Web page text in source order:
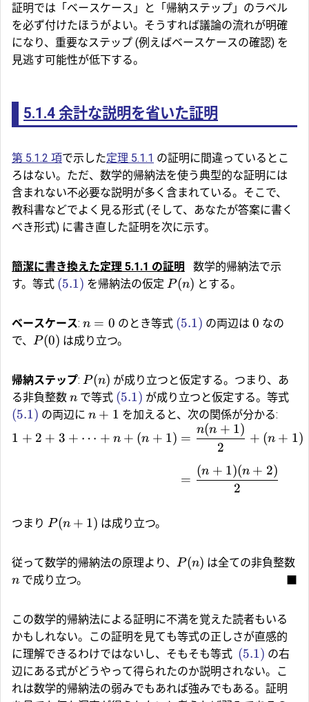
証明では「ベースケース」と「帰納ステップ」のラベル
を必ず付けたほうがよい。そうすれば議論の流れが明確
になり、重要なステップ (例えばベースケースの確認) を
見逃す可能性が低下する。
5.1.4 余計な説明を省いた証明
第 5.1.2 項で示した定理 5.1.1 の証明に間違っているとこ
ろはない。ただ、数学的帰納法を使う典型的な証明には
含まれない不必要な説明が多く含まれている。そこで、
教科書などでよく見る形式 (そして、あなたが答案に書く
べき形式) に書き直した証明を次に示す。
簡潔に書き換えた定理 5.1.1 の証明
数学的帰納法で示
す。等式 (5.1) を帰納法の仮定 P(n) とする。
ベースケース: n = 0 のとき等式 (5.1) の両辺は 0 なの
で、 P(0) は成り立つ。
帰納ステップ: P(n) が成り立つと仮定する。つまり、あ
る非負整数 n で等式 (5.1) が成り立つと仮定する。等式
(5.1) の両辺に n + 1 を加えると、次の関係が分かる:
1 + 2 + 3 + ⋯ + n + (n + 1) =
2
n(n + 1)
+ (n + 1)
=
2
(n + 1)(n + 2)
つまり P(n + 1) は成り立つ。
従って数学的帰納法の原理より、 P(n) は全ての非負整数
n で成り立つ。
この数学的帰納法による証明に不満を覚えた読者もいる
かもしれない。この証明を見ても等式の正しさが直感的
に理解できるわけではないし、そもそも等式 (5.1) の右
辺にある式がどうやって得られたのか説明されない。こ
れは数学的帰納法の弱みでもあれば強みでもある。証明